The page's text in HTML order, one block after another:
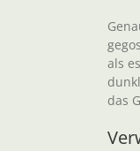
als
das